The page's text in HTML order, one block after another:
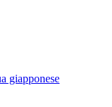
giapponese